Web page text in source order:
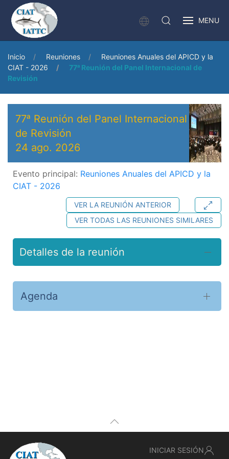
MENU
Inicio Reuniones
Reuniones Anuales del APICD y la
CIAT - 2026
77ᵃ Reunión del Panel Internacional de
Revisión
77ᵃ Reunión del Panel Internacional
de Revisión
24 ago. 2026
Evento principal: Reuniones Anuales del APICD y la
CIAT - 2026
VER LA REUNIÓN ANTERIOR
VER TODAS LAS REUNIONES SIMILARES
Detalles de la reunión
Agenda
INICIAR SESIÓN